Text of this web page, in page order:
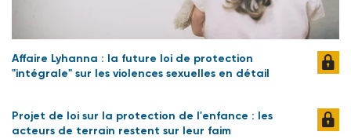
Affaire Lyhanna : la future loi de protection
"intégrale" sur les violences sexuelles en détail
Projet de loi sur la protection de l'enfance : les
acteurs de terrain restent sur leur faim